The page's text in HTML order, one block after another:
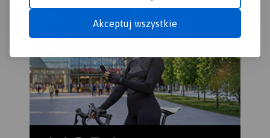
Akceptuj wszystkie